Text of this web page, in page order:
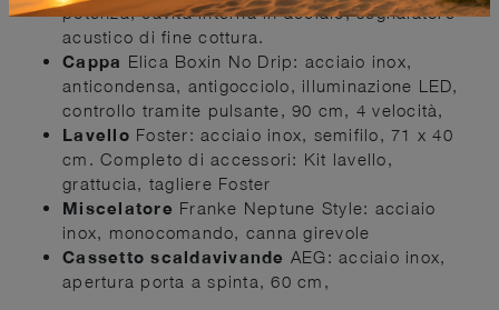
potenza, cavità interna in acciaio, segnalatore
acustico di fine cottura.
Cappa Elica Boxin No Drip: acciaio inox,
anticondensa, antigocciolo, illuminazione LED,
controllo tramite pulsante, 90 cm, 4 velocità,
Lavello Foster: acciaio inox, semifilo, 71 x 40
cm. Completo di accessori: Kit lavello,
grattucia, tagliere Foster
Miscelatore Franke Neptune Style: acciaio
inox, monocomando, canna girevole
Cassetto scaldavivande AEG: acciaio inox,
apertura porta a spinta, 60 cm,